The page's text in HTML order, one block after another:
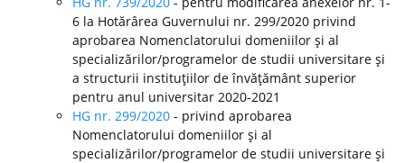
6 la Hotărârea Guvernului nr. 299/2020 privind
aprobarea Nomenclatorului domeniilor şi al
specializărilor/programelor de studii universitare şi
a structurii instituţiilor de învăţământ superior
pentru anul universitar 2020-2021
HG nr. 299/2020 - privind aprobarea
Nomenclatorului domeniilor şi al
specializărilor/programelor de studii universitare şi